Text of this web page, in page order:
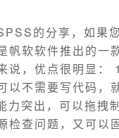
的分享，如果
帆软软件推出的一
说，优点很明显：
以不需要写代码，
力突出，可以拖拽
检查问题，又可以